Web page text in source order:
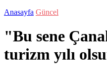
Anasayfa Güncel
"Bu sene
turizm yılı